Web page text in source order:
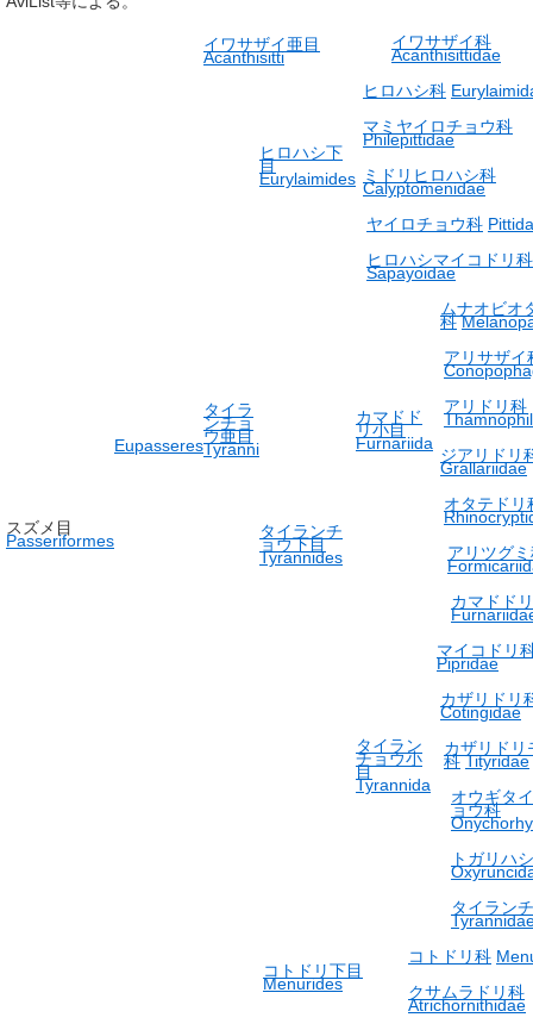
スズメ目
Passeriformes
イワサザイ亜目
Acanthisitti
イワサザイ科
Acanthisittidae
Eupasseres
タイラ
ンチョ
ウ亜目
Tyranni
ヒロハシ下
目
Eurylaimides
ヒロハシ科
マミヤイロチョウ科
Philepittidae
ミドリヒロハシ科
Calyptomenidae
ヤイロチョウ科
ヒロハシマイコドリ科
Sapayoidae
タイランチ
ョウ下目
Tyrannides
カマドド
リ小目
Furnariida
ムナオビオ
科
アリサザイ
アリドリ科
ジアリドリ
Grallariidae
オタテドリ
アリツグ
カマドド
タイラン
チョウ小
目
Tyrannida
マイコドリ
Pipridae
カザリドリ
Cotingidae
カザリドリ
科 Tityridae
オウギタ
ョウ科
トガリハ
タイラン
コトドリ下目
Menurides
コトドリ科
クサムラドリ科
Atrichornithidae